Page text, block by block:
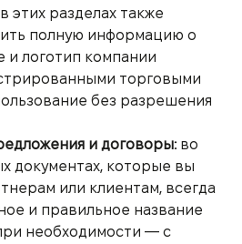
этих разделах также
полную информацию о
и логотип компании
торговыми
без разрешения
и договоры:во
документах, которые вы
или клиентам, всегда
и правильное название
необходимости — с